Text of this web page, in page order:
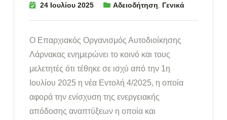
24 Ιουλίου 2025 Αδειοδήτηση Γενικά
Ο Επαρχιακός Οργανισμός Αυτοδιοίκησης
Λάρνακας ενημερώνει το κοινό και τους
μελετητές ότι τέθηκε σε ισχύ από την 1η
Ιουλίου 2025 η νέα Εντολή 4/2025, η οποία
αφορά την ενίσχυση της ενεργειακής
απόδοσης αναπτύξεων η οποία και